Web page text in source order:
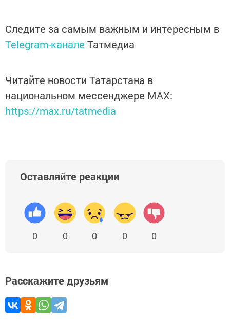
Следите за самым важным и интересным в
Telegram-канале Татмедиа
Читайте новости Татарстана в
национальном мессенджере MАХ:
https://max.ru/tatmedia
Оставляйте реакции
0 0 0 0 0
Расскажите друзьям